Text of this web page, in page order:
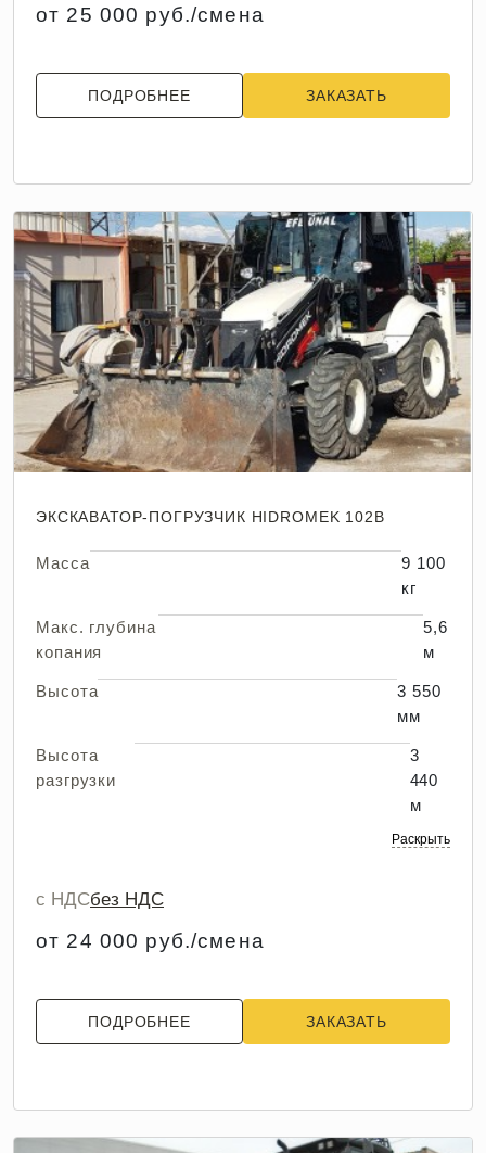
от 25 000 руб./смена
ПОДРОБНЕЕ ЗАКАЗАТЬ
ЭКСКАВАТОР-ПОГРУЗЧИК HIDROMEK 102B
Масса
9 100
кг
Макс. глубина
копания
5,6
м
Высота
3 550
мм
Высота
разгрузки
3
440
м
Раскрыть
с НДСбез НДС
от 24 000 руб./смена
ПОДРОБНЕЕ ЗАКАЗАТЬ